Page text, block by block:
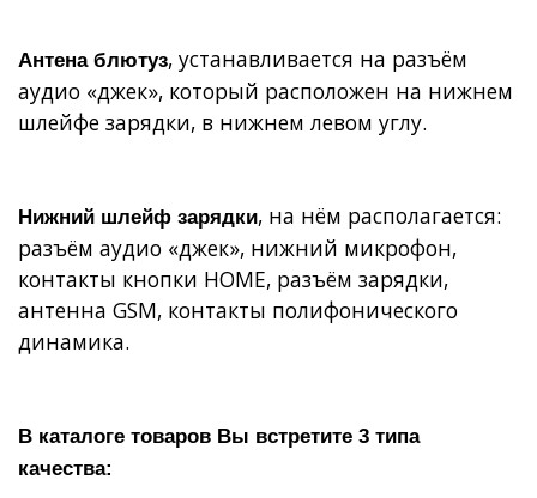
Антена блютуз, устанавливается на разъём
аудио «джек», который расположен на нижнем
шлейфе зарядки, в нижнем левом углу.
Нижний шлейф зарядки, на нём располагается:
разъём аудио «джек», нижний микрофон,
контакты кнопки HOME, разъём зарядки,
антенна GSM, контакты полифонического
динамика.
В каталоге товаров Вы встретите 3 типа
качества: